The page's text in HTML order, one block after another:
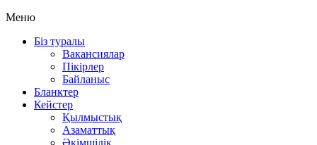
Меню
Біз туралы
Вакансиялар
Пікірлер
Байланыс
Бланктер
Кейстер
Қылмыстық
Азаматтық
Әкімшілік